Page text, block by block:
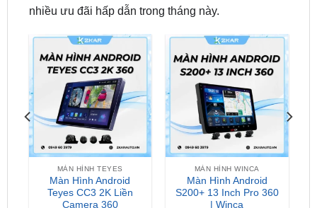
MÀN HÌNH TEYES
Màn Hình Android
Teyes CC3 2K Liền
Camera 360
₫18,390,000
MÀN HÌNH WINCA
Màn Hình Android
S200+ 13 Inch Pro 360
| Winca
₫15,800,000